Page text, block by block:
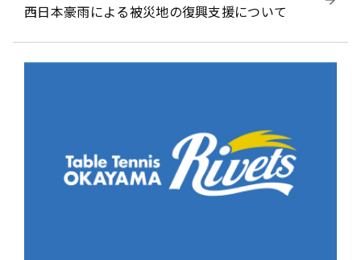
西日本豪雨による被災地の復興支援について